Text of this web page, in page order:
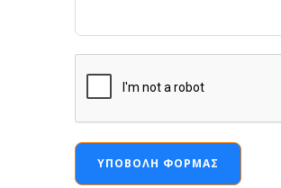
ΥΠΟΒΟΛΉ ΦΌΡΜΑΣ